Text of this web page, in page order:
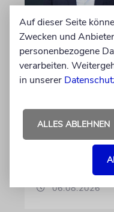
PALMA
Michael
Der Hollywood-
Verbindung zu
Engagement für
06.08.2026
Auf dieser Seite
Zwecken und
personenbezogene
verarbeiten.
in unserer
ALLES ABLEHNEN